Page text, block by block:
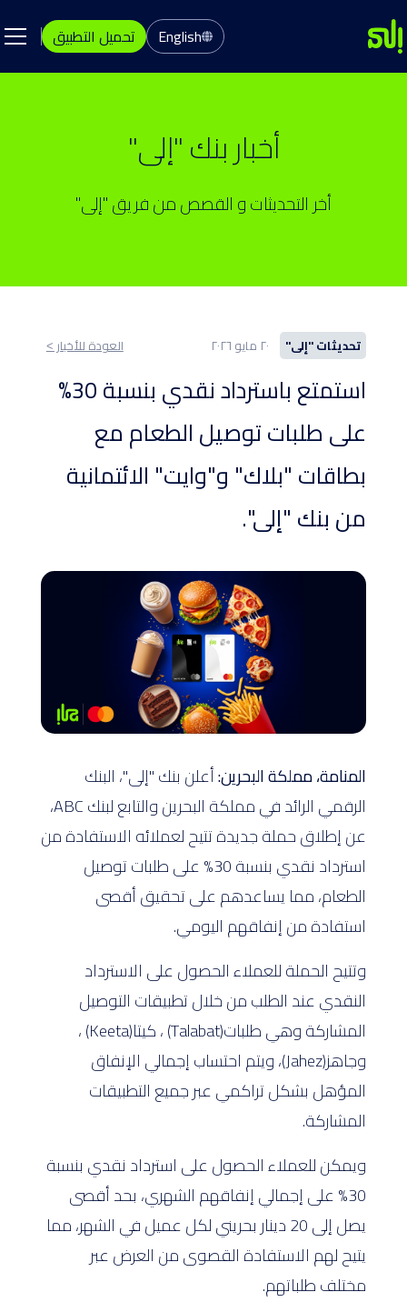
English تحميل التطبيق
أخبار بنك "إلى"
أخر التحديثات و القصص من فريق "إلى"
تحديثات "إلى" ٢٠ مايو ٢٠٢٦ العودة للأخبار ˂
استمتع باسترداد نقدي بنسبة 30%
على طلبات توصيل الطعام مع
بطاقات "بلاك" و"وايت" الائتمانية
من بنك "إلى".
المنامة، مملكة البحرين:أعلن بنك "إلى"، البنك
الرقمي الرائد في مملكة البحرين والتابع لبنك ABC،
عن إطلاق حملة جديدة تتيح لعملائه الاستفادة من
استرداد نقدي بنسبة 30% على طلبات توصيل
الطعام، مما يساعدهم على تحقيق أقصى
استفادة من إنفاقهم اليومي.
وتتيح الحملة للعملاء الحصول على الاسترداد
النقدي عند الطلب من خلال تطبيقات التوصيل
المشاركة وهي طلبات(Talabat) ، كيتا(Keeta) ،
وجاهز(Jahez)، ويتم احتساب إجمالي الإنفاق
المؤهل بشكل تراكمي عبر جميع التطبيقات
المشاركة.
ويمكن للعملاء الحصول على استرداد نقدي بنسبة
30% على إجمالي إنفاقهم الشهري، بحد أقصى
يصل إلى 20 دينار بحريني لكل عميل في الشهر، مما
يتيح لهم الاستفادة القصوى من العرض عبر
مختلف طلباتهم.